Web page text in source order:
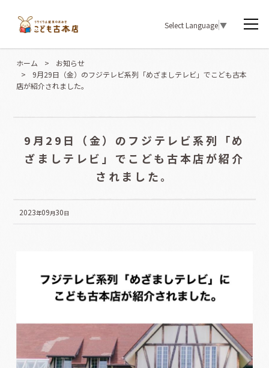
Select Language▼
ホーム >
お知らせ
>
9月29日（金）のフジテレビ系列「めざましテレビ」でこども古本
店が紹介されました。
9月29日（金）のフジテレビ系列「め
ざましテレビ」でこども古本店が紹介
されました。
2023年09月30日